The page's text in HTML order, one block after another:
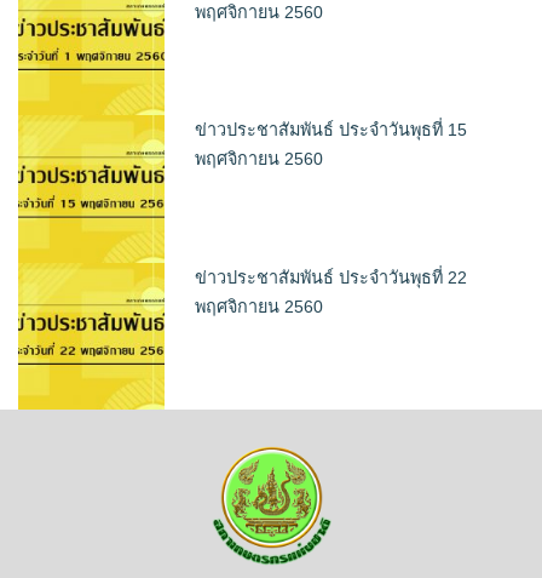
พฤศจิกายน 2560
ข่าวประชาสัมพันธ์ ประจำวันพุธที่ 15
พฤศจิกายน 2560
ข่าวประชาสัมพันธ์ ประจำวันพุธที่ 22
พฤศจิกายน 2560